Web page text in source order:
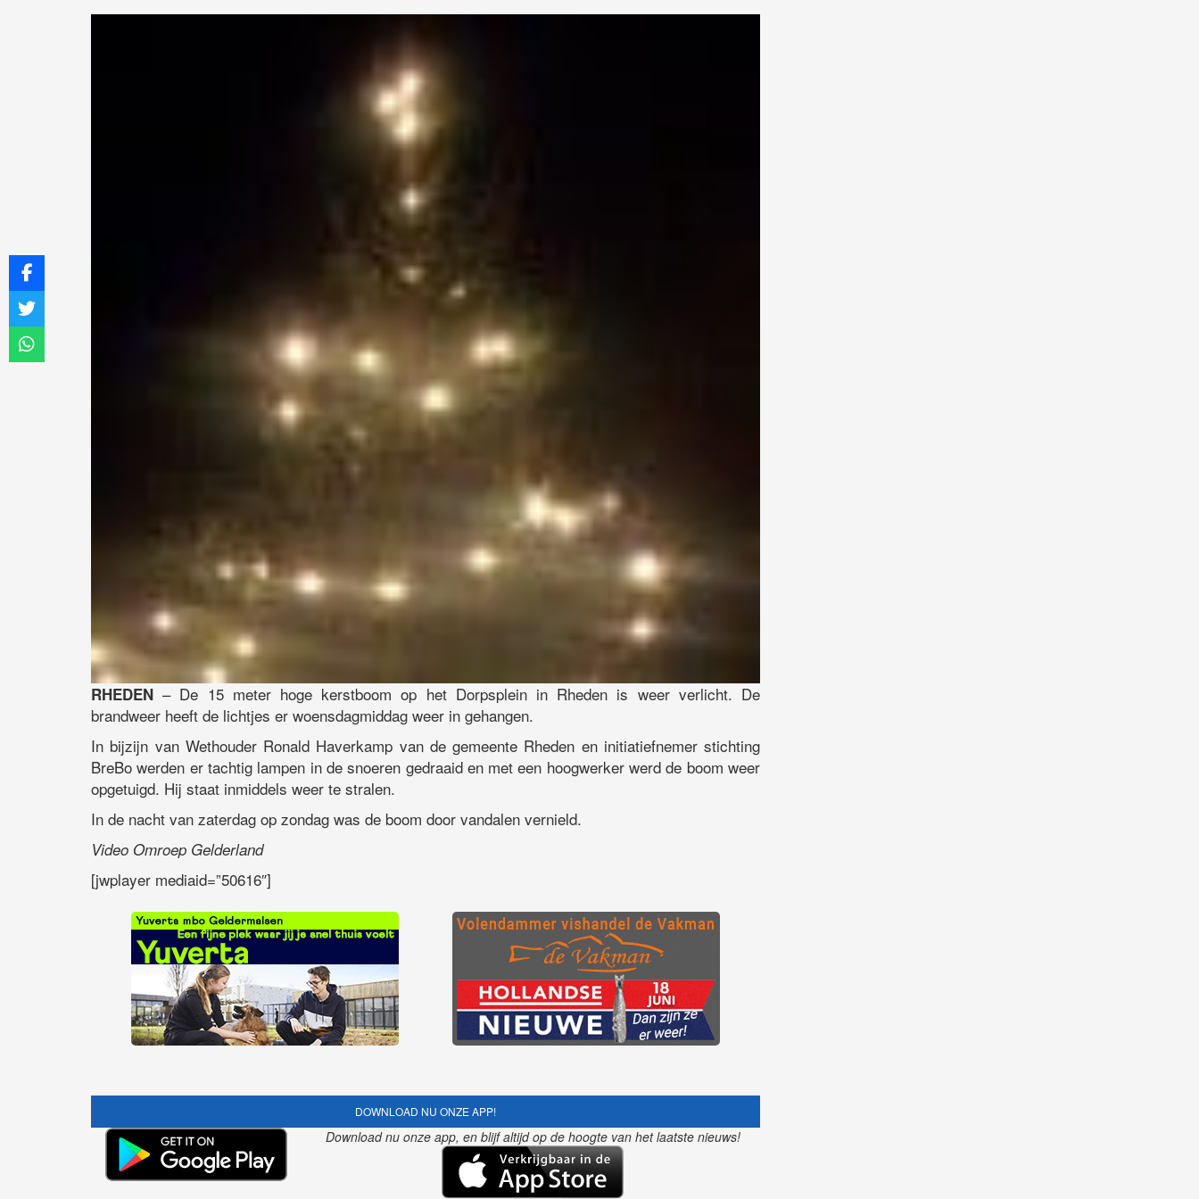
RHEDEN – De 15 meter hoge kerstboom op het Dorpsplein in Rheden is weer verlicht. De
brandweer heeft de lichtjes er woensdagmiddag weer in gehangen.
In bijzijn van Wethouder Ronald Haverkamp van de gemeente Rheden en initiatiefnemer stichting
BreBo werden er tachtig lampen in de snoeren gedraaid en met een hoogwerker werd de boom weer
opgetuigd. Hij staat inmiddels weer te stralen.
In de nacht van zaterdag op zondag was de boom door vandalen vernield.
Video Omroep Gelderland
[jwplayer mediaid=”50616″]
DOWNLOAD NU ONZE APP!
Download nu onze app, en blijf altijd op de hoogte van het laatste nieuws!